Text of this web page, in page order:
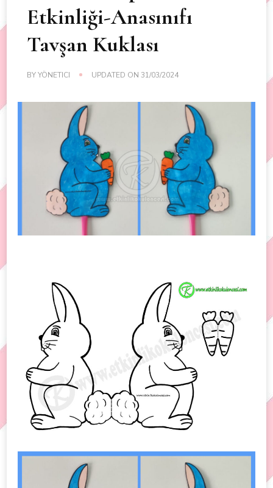
Etkinliği-Anasınıfı
Tavşan Kuklası
BYYÖNETICI UPDATED ON 31/03/2024